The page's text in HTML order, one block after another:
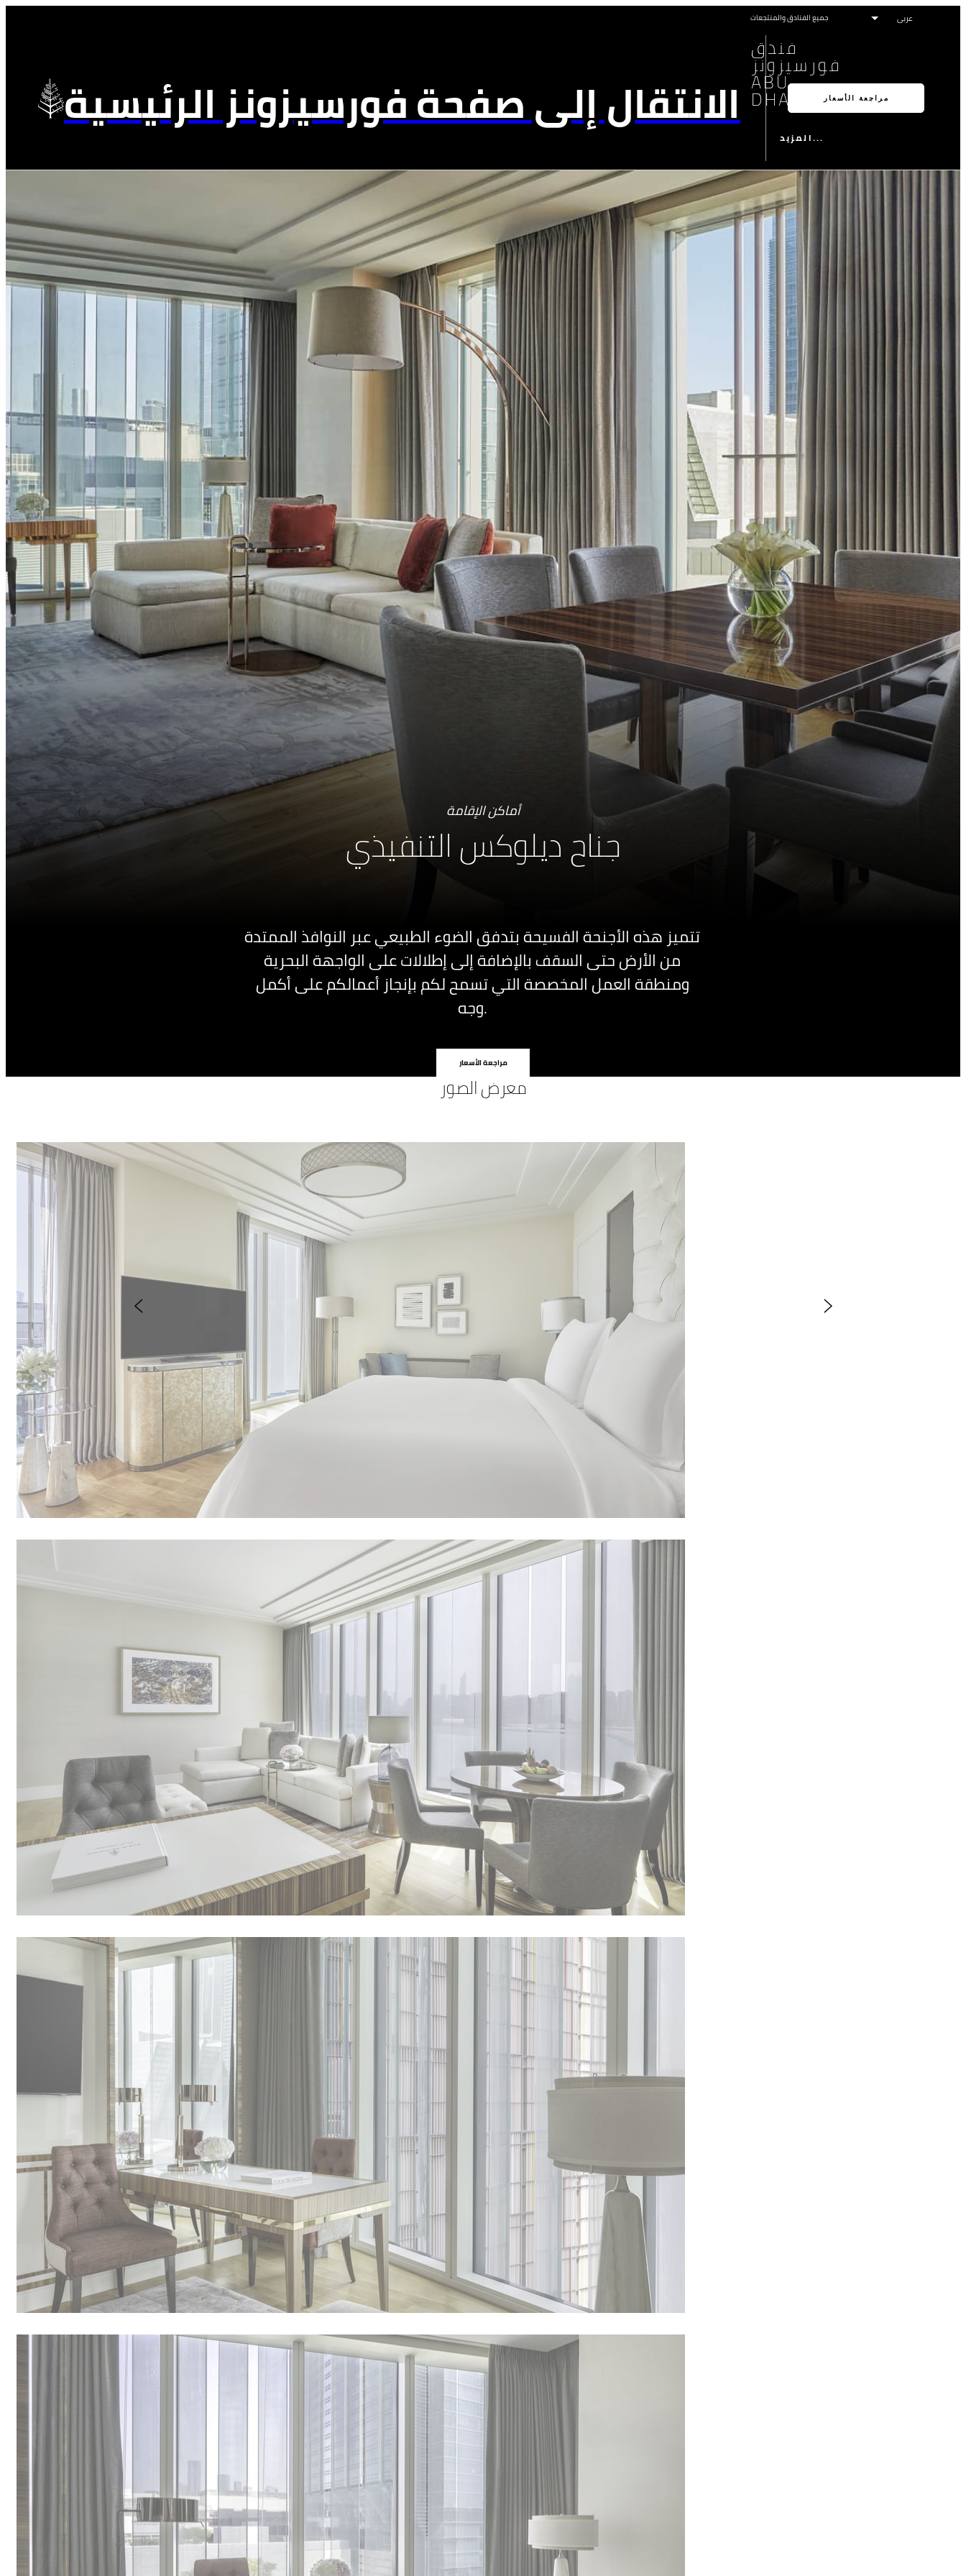
جميع الفنادق والمنتجعات
الانتقال إلى صفحة فورسيزونز الرئيسية
فندق
فورسيزونز
ABU
DHABI
المزيد...
مراجعة الأسعار
أماكن الإقامة
جناح ديلوكس التنفيذي
تتميز هذه الأجنحة الفسيحة بتدفق الضوء الطبيعي عبر النوافذ الممتدة
من الأرض حتى السقف بالإضافة إلى إطلالات على الواجهة البحرية
ومنطقة العمل المخصصة التي تسمح لكم بإنجاز أعمالكم على أكمل
وجه.
مراجعة الأسعار
معرض الصور